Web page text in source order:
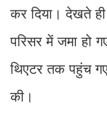
कर दिया। देखते
परिसर में जमा हो
थिएटर तक पहुंच
की।